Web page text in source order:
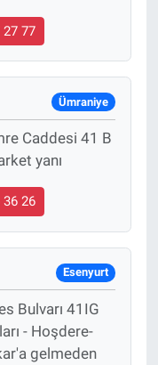
27 77
Ümraniye
Caddesi 41 B
yanı
36 26
Esenyurt
Bulvarı 41IG
- Hoşdere-
gelmeden